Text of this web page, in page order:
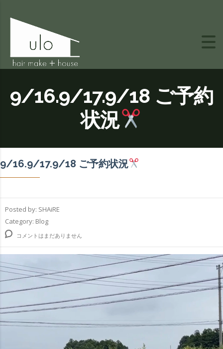
9/16.9/17.9/18 ご予約
状況
9/16.9/17.9/18 ご予約状況
Posted by: SHAiRE
Category: Blog
コメントはまだありません